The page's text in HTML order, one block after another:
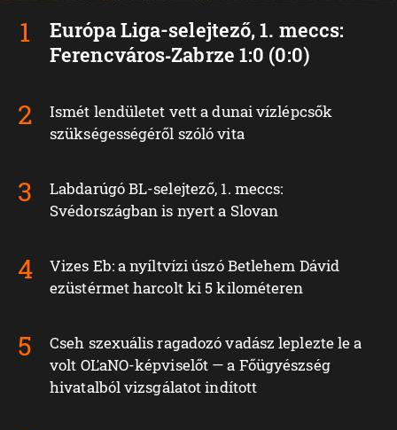
Európa Liga-selejtező, 1. meccs:
Ferencváros‑Zabrze 1:0 (0:0)
Ismét lendületet vett a dunai vízlépcsők
szükségességéről szóló vita
Labdarúgó BL-selejtező, 1. meccs:
Svédországban is nyert a Slovan
Vizes Eb: a nyíltvízi úszó Betlehem Dávid
ezüstérmet harcolt ki 5 kilométeren
Cseh szexuális ragadozó vadász leplezte le a
volt OĽaNO-képviselőt — a Főügyészség
hivatalból vizsgálatot indított